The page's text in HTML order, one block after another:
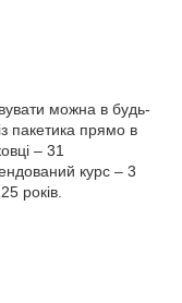
можна в будь-
пакетика прямо в
– 31
курс – 3
років.